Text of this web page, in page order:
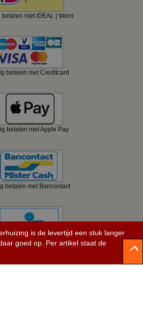
betalen met iDEAL | Wero
betalen met Creditcard
betalen met Apple Pay
betalen met Bancontact
betalen met KBC
is de levertijd een stuk langer
goed op. Per artikel staat de